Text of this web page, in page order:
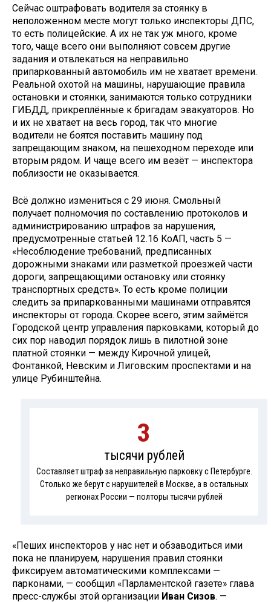
Сейчас оштрафовать водителя за стоянку в
неположенном месте могут только инспекторы ДПС,
то есть полицейские. А их не так уж много, кроме
того, чаще всего они выполняют совсем другие
задания и отвлекаться на неправильно
припаркованный автомобиль им не хватает времени.
Реальной охотой на машины, нарушающие правила
остановки и стоянки, занимаются только сотрудники
ГИБДД, прикреплённые к бригадам эвакуаторов. Но
и их не хватает на весь город, так что многие
водители не боятся поставить машину под
запрещающим знаком, на пешеходном переходе или
вторым рядом. И чаще всего им везёт — инспектора
поблизости не оказывается.
Всё должно измениться с 29 июня. Смольный
получает полномочия по составлению протоколов и
администрированию штрафов за нарушения,
предусмотренные статьей 12.16 КоАП, часть 5 —
«Несоблюдение требований, предписанных
дорожными знаками или разметкой проезжей части
дороги, запрещающими остановку или стоянку
транспортных средств». То есть кроме полиции
следить за припаркованными машинами отправятся
инспекторы от города. Скорее всего, этим займётся
Городской центр управления парковками, который до
сих пор наводил порядок лишь в пилотной зоне
платной стоянки — между Кирочной улицей,
Фонтанкой, Невским и Лиговским проспектами и на
улице Рубинштейна.
3
тысячи рублей
Составляет штраф за неправильную парковку с Петербурге.
Столько же берут с нарушителей в Москве, а в остальных
регионах России — полторы тысячи рублей
«Пеших инспекторов у нас нет и обзаводиться ими
пока не планируем, нарушения правил стоянки
фиксируем автоматическими комплексами —
парконами, — сообщил «Парламентской газете» глава
пресс-службы этой организации Иван Сизов. —